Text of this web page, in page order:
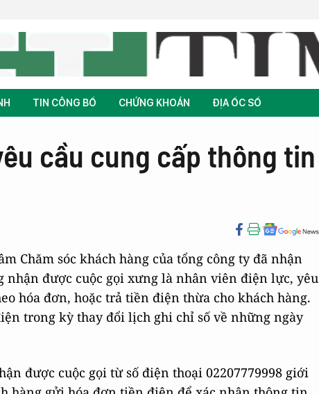
TIN CÔNG BỐ CHỨNG KHOÁN ĐỊA ỐC SỐ
cầu cung cấp thông tin
Chăm sóc khách hàng của tổng công ty đã nhận
nhận được cuộc gọi xưng là nhân viên điện lực, yêu
hóa đơn, hoặc trả tiền điện thừa cho khách hàng.
trong kỳ thay đổi lịch ghi chỉ số về những ngày
được cuộc gọi từ số điện thoại 02207779998 giới